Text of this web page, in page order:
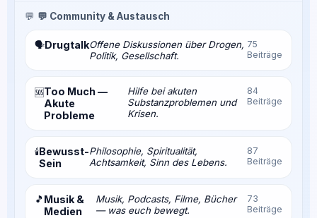
💬 💬 Community & Austausch
🗣️DrugtalkOffene Diskussionen über Drogen,
Politik, Gesellschaft.
75
Beiträge
🆘Too Much —
Akute
Probleme
Hilfe bei akuten
Substanzproblemen und
Krisen.
84
Beiträge
🕯️Bewusst-
Sein
Philosophie, Spiritualität,
Achtsamkeit, Sinn des Lebens.
87
Beiträge
🎵 Musik &
Medien
Musik, Podcasts, Filme, Bücher
— was euch bewegt.
73
Beiträge